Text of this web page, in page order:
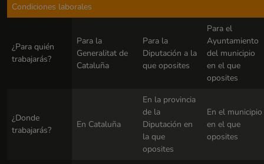
Condiciones laborales
¿Para quién
trabajarás?
Para la
Generalitat de
Cataluña
Para la
Diputación a la
que oposites
Para el
Ayuntamiento
del municipio
en el que
oposites
¿Donde
trabajarás?
En Cataluña
En la provincia
de la
Diputación en
la que
oposites
En el municipio
en el que
oposites